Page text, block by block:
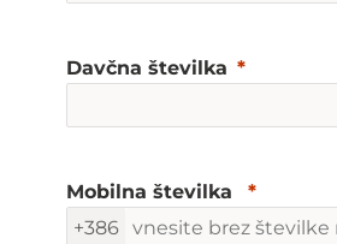
Davčna številka
Mobilna številka
+386